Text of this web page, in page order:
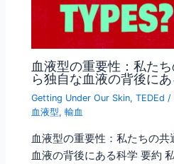
血液型の重要性：私た
ら独自な血液の背後に
Getting Under Our Skin,TEDEd /
血液型,輸血
血液型の重要性：私たちの
血液の背後にある科学 要約